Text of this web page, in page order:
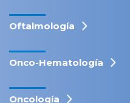
Oftalmología
Onco-Hematología
Oncología